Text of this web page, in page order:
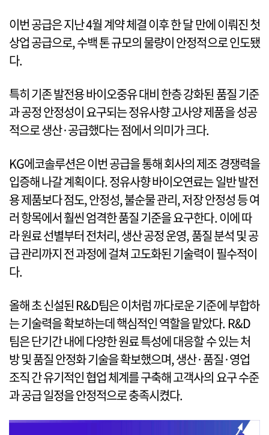
이번 공급은 지난 4월 계약 체결 이후 한 달 만에 이뤄진 첫
상업 공급으로, 수백 톤 규모의 물량이 안정적으로 인도됐
다.
특히 기존 발전용 바이오중유 대비 한층 강화된 품질 기준
과 공정 안정성이 요구되는 정유사향 고사양 제품을 성공
적으로 생산·공급했다는 점에서 의미가 크다.
KG에코솔루션은 이번 공급을 통해 회사의 제조 경쟁력을
입증해 나갈 계획이다. 정유사향 바이오연료는 일반 발전
용 제품보다 점도, 안정성, 불순물 관리, 저장 안정성 등 여
러 항목에서 훨씬 엄격한 품질 기준을 요구한다. 이에 따
라 원료 선별부터 전처리, 생산 공정 운영, 품질 분석 및 공
급 관리까지 전 과정에 걸쳐 고도화된 기술력이 필수적이
다.
올해 초 신설된 R&D팀은 이처럼 까다로운 기준에 부합하
는 기술력을 확보하는데 핵심적인 역할을 맡았다. R&D
팀은 단기간 내에 다양한 원료 특성에 대응할 수 있는 처
방 및 품질 안정화 기술을 확보했으며, 생산·품질·영업
조직 간 유기적인 협업 체계를 구축해 고객사의 요구 수준
과 공급 일정을 안정적으로 충족시켰다.